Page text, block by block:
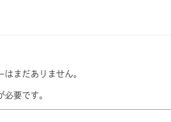
まだありません。
必要です。